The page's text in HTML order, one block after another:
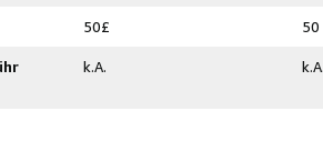
50£ 50
k.A.